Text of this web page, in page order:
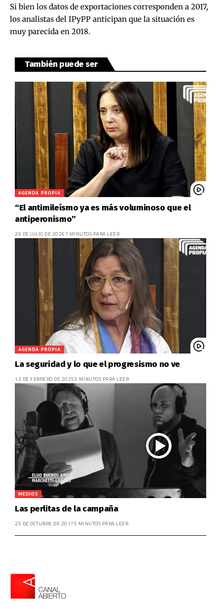
Si bien los datos de exportaciones corresponden a 2017,
los analistas del IPyPP anticipan que la situación es
muy parecida en 2018.
También puede ser
AGENDA PROPIA
“El antimileísmo ya es más voluminoso que el
antiperonismo”
29 DE JULIO DE 20267 MINUTOS PARA LEER
AGENDA PROPIA
La seguridad y lo que el progresismo no ve
12 DE FEBRERO DE 20255 MINUTOS PARA LEER
MEDIOS
Las perlitas de la campaña
25 DE OCTUBRE DE 20175 MINUTOS PARA LEER